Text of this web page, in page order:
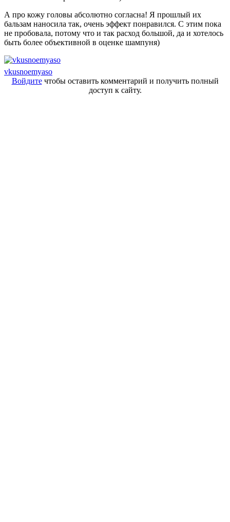
А про кожу головы абсолютно согласна! Я прошлый их
бальзам наносила так, очень эффект понравился. С этим пока
не пробовала, потому что и так расход большой, да и хотелось
быть более объективной в оценке шампуня)
vkusnoemyaso
Войдитечтобы оставить комментарий и получить полный
доступ к сайту.